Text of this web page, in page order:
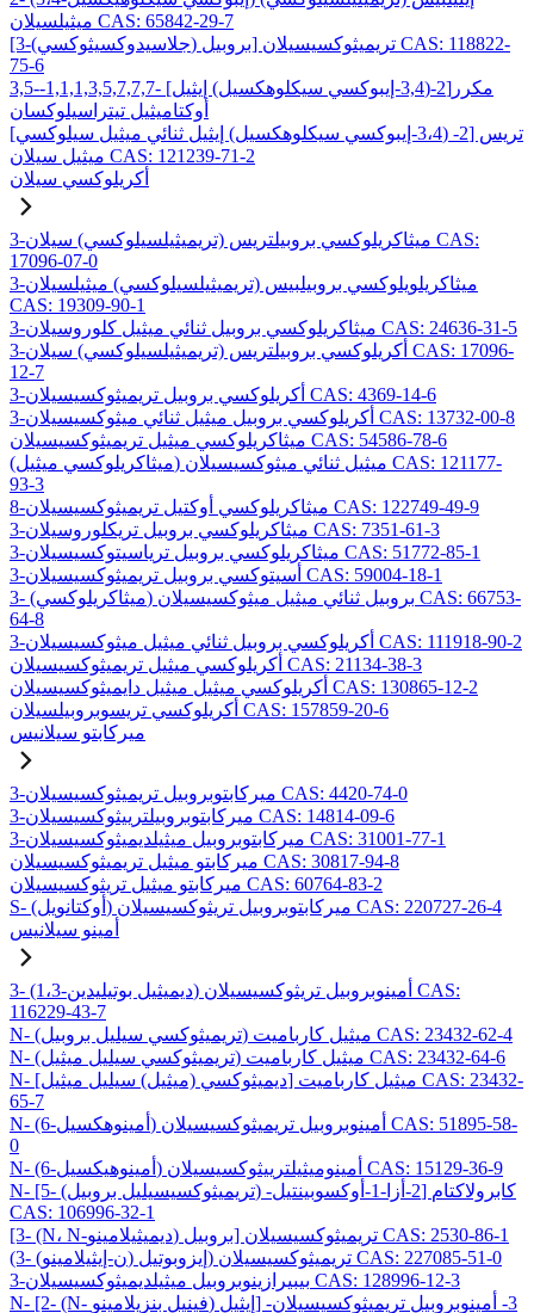
ميثيلسيلان CAS: 65842-29-7
[3-(جلاسيدوكسيثوكسي) بروبيل] تريميثوكسيسيلان CAS: 118822-
75-6
3,5-مكرر[2-(3,4-إيبوكسي سيكلوهكسيل) إيثيل] -1,1,1,3,5,7,7,7-
أوكتاميثيل تيتراسيلوكسان
تريس [2- (3،4-إيبوكسي سيكلوهكسيل) إيثيل ثنائي ميثيل سيلوكسي]
ميثيل سيلان CAS: 121239-71-2
أكريلوكسي سيلان
3-ميثاكريلوكسي بروبيلتريس (تريميثيلسيلوكسي) سيلان CAS:
17096-07-0
3-ميثاكريلويلوكسي بروبيلبيس (تريميثيلسيلوكسي) ميثيلسيلان
CAS: 19309-90-1
3-ميثاكريلوكسي بروبيل ثنائي ميثيل كلوروسيلان CAS: 24636-31-5
3-أكريلوكسي بروبيلتريس (تريميثيلسيلوكسي) سيلان CAS: 17096-
12-7
3-أكريلوكسي بروبيل تريميثوكسيسيلان CAS: 4369-14-6
3-أكريلوكسي بروبيل ميثيل ثنائي ميثوكسيسيلان CAS: 13732-00-8
ميثاكريلوكسي ميثيل تريميثوكسيسيلان CAS: 54586-78-6
(ميثاكريلوكسي ميثيل) ميثيل ثنائي ميثوكسيسيلان CAS: 121177-
93-3
8-ميثاكريلوكسي أوكتيل تريميثوكسيسيلان CAS: 122749-49-9
3-ميثاكريلوكسي بروبيل تريكلوروسيلان CAS: 7351-61-3
3-ميثاكريلوكسي بروبيل ترياسيتوكسيسيلان CAS: 51772-85-1
3-أسيتوكسي بروبيل تريميثوكسيسيلان CAS: 59004-18-1
3- (ميثاكريلوكسي) بروبيل ثنائي ميثيل ميثوكسيسيلان CAS: 66753-
64-8
3-أكريلوكسي بروبيل ثنائي ميثيل ميثوكسيسيلان CAS: 111918-90-2
أكريلوكسي ميثيل تريميثوكسيسيلان CAS: 21134-38-3
أكريلوكسي ميثيل ميثيل دايميثوكسيسيلان CAS: 130865-12-2
أكريلوكسي تريسوبروبيلسيلان CAS: 157859-20-6
ميركابتو سيلانيس
3-ميركابتوبروبيل تريميثوكسيسيلان CAS: 4420-74-0
3-ميركابتوبروبيلترييثوكسيسيلان CAS: 14814-09-6
3-ميركابتوبروبيل ميثيلديميثوكسيسيلان CAS: 31001-77-1
ميركابتو ميثيل تريميثوكسيسيلان CAS: 30817-94-8
ميركابتو ميثيل تريثوكسيسيلان CAS: 60764-83-2
S- (أوكتانويل) ميركابتوبروبيل تريثوكسيسيلان CAS: 220727-26-4
أمينو سيلانيس
3- (1،3-ديميثيل بوتيليدين) أمينوبروبيل تريثوكسيسيلان CAS:
116229-43-7
N- (تريميثوكسي سيليل بروبيل) ميثيل كارباميت CAS: 23432-62-4
N- (تريميثوكسي سيليل ميثيل) ميثيل كارباميت CAS: 23432-64-6
N- [ديميثوكسي (ميثيل) سيليل ميثيل] ميثيل كارباميت CAS: 23432-
65-7
N- (6-أمينوهكسيل) أمينوبروبيل تريميثوكسيسيلان CAS: 51895-58-
0
N- (6-أمينوهيكسيل) أمينوميثيلترييثوكسيسيلان CAS: 15129-36-9
N- [5- (تريميثوكسيسيليل بروبيل) -2-أزا-1-أوكسوبينتيل] كابرولاكتام
CAS: 106996-32-1
[3- (N، N-ديميثيلامينو) بروبيل] تريميثوكسيسيلان CAS: 2530-86-1
(3- (ن-إيثيلامينو) إيزوبوتيل) تريميثوكسيسيلان CAS: 227085-51-0
3-بيبيرازينوبروبيل ميثيلديميثوكسيسيلان CAS: 128996-12-3
N- [2- (N- فينيل بنزيلامينو) إيثيل] -3- أمينوبروبيل تريميثوكسيسيلان